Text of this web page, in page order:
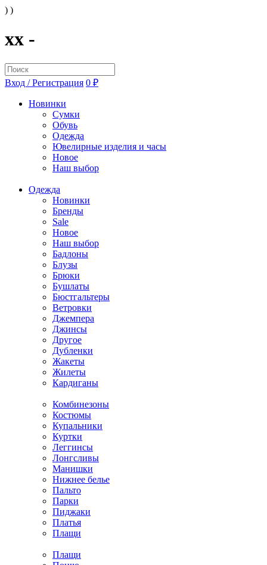
) )
xx -
Вход / Регистрация 0 ₽
Новинки
Сумки
Обувь
Одежда
Ювелирные изделия и часы
Новое
Наш выбор
Одежда
Новинки
Бренды
Sale
Новое
Наш выбор
Бадлоны
Блузы
Брюки
Бушлаты
Бюстгальтеры
Ветровки
Джемпера
Джинсы
Другое
Дубленки
Жакеты
Жилеты
Кардиганы
Комбинезоны
Костюмы
Купальники
Куртки
Леггинсы
Лонгсливы
Манишки
Нижнее белье
Пальто
Парки
Пиджаки
Платья
Плащи
Плащи